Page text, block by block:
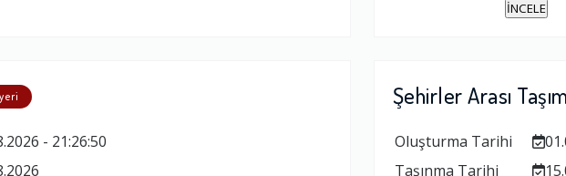
İNCELE
- 21:26:50
Şehirler Arası
Oluşturma Tarihi
Taşınma Tarihi